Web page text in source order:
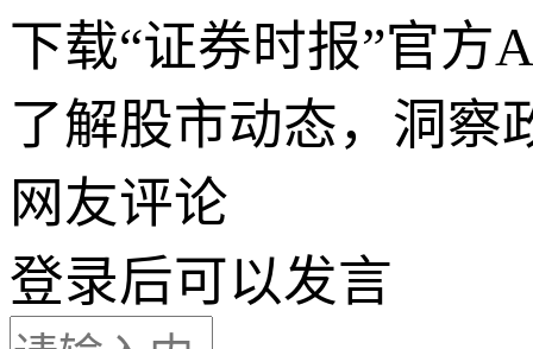
下载“证券时报”官方
了解股市动态，洞察
网友评论
登录后可以发言